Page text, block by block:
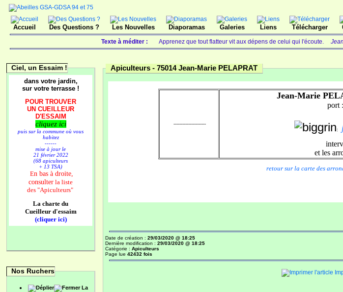
Accueil Des Questions ? Les Nouvelles Diaporamas Galeries Liens Télécharger
Texte à méditer : Apprenez que tout flatteur vit aux dépens de celui qui l'écoute.
Ciel, un Essaim !
dans votre jardin,
sur votre terrasse !
POUR TROUVER
UN CUEILLEUR
D'ESSAIM
cliquez ici
puis sur la commune où vous
habitez
------
mise à jour le
21 février 2022
(68 apiculteurs
+ 13 TSA)
En bas à droite,
consulter la liste
des "Apiculteurs"
La charte du
Cueilleur d'essaim
(cliquer ici)
Nos Ruchers
La
Apiculteurs - 75014 Jean-Marie PELAPRAT
----------------------
Jean-Marie
port
:
et les
retour sur la carte des
Date de création : 29/03/2020 @ 18:25
Dernière modification : 29/03/2020 @ 18:25
Catégorie : Apiculteurs
Page lue 42432 fois